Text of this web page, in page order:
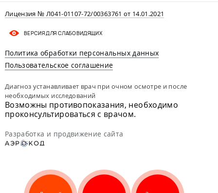
Лицензия № Л041-01107-72/00363761 от 14.01.2021
ВЕРСИЯ ДЛЯ СЛАБОВИДЯЩИХ
Политика обработки персональных данных
Пользовательское соглашение
Диагноз устанавливает врач при очном осмотре и после
необходимых исследований
Возможны противопоказания, необходимо
проконсультироваться с врачом.
Разработка и продвижение сайта